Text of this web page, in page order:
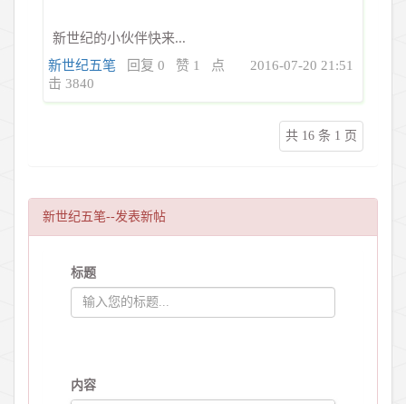
新世纪的小伙伴快来...
2016-07-20 21:51
新世纪五笔 回复 0 赞 1
点
击 3840
共 16 条 1 页
新世纪五笔--发表新帖
标题
内容